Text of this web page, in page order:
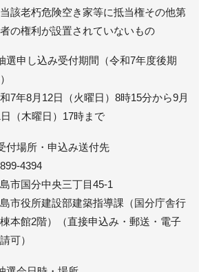
当該老朽危険空き家等に抵当権その他第
の権利が設置されていないもの
選申し込み受付期間（令和7年度後期
7年8月12日（火曜日）8時15分から9月
（木曜日）17時まで
付場所・申込み送付先
4394
市国分中央三丁目45-1
市役所建設部建築指導課（国分庁舎行
本館2階）（直接申込み・郵送・電子
可）